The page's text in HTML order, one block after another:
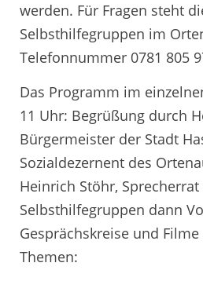
werden. Für Fragen steht
Selbsthilfegruppen im
Telefonnummer 0781 805
Das Programm im
11 Uhr: Begrüßung durch
Bürgermeister der Stadt
Sozialdezernent des
Heinrich Stöhr,
Selbsthilfegruppen dann
Gesprächskreise und
Themen: